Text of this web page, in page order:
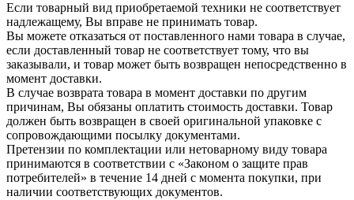
Если товарный вид приобретаемой техники не соответствует
надлежащему, Вы вправе не принимать товар.
Вы можете отказаться от поставленного нами товара в случае,
если доставленный товар не соответствует тому, что вы
заказывали, и товар может быть возвращен непосредственно в
момент доставки.
В случае возврата товара в момент доставки по другим
причинам, Вы обязаны оплатить стоимость доставки. Товар
должен быть возвращен в своей оригинальной упаковке с
сопровождающими посылку документами.
Претензии по комплектации или нетоварному виду товара
принимаются в соответствии с «Законом о защите прав
потребителей» в течение 14 дней с момента покупки, при
наличии соответствующих документов.